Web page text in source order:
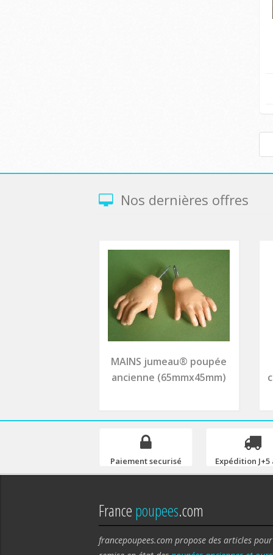
Nos dernières offres
MAINS jumeau® poupée
ancienne (65mmx45mm)
Paiement securisé Expédition J+5
Francepoupees.com
francepoupees.com propose des articles